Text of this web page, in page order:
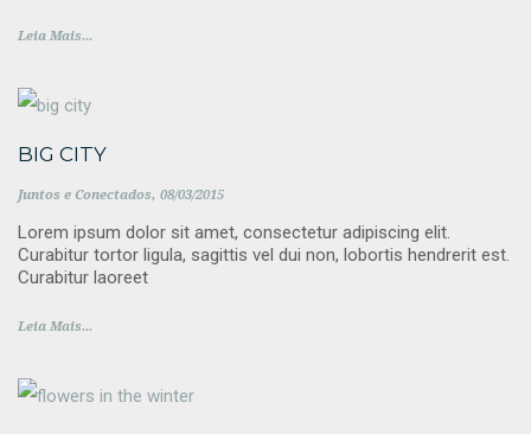
Leia Mais...
BIG CITY
Juntos e Conectados 08/03/2015
Lorem ipsum dolor sit amet, consectetur adipiscing elit.
Curabitur tortor ligula, sagittis vel dui non, lobortis hendrerit est.
Curabitur laoreet
Leia Mais...